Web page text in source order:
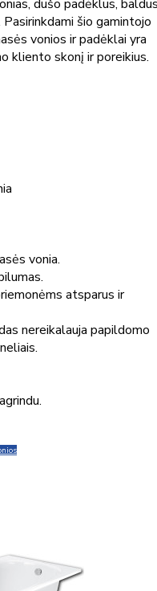
dušo padėklus,
šio gamintojo
vonios ir padėklai yra
kliento skonį ir poreikius.
vonia.
atsparus ir
nereikalauja papildomo